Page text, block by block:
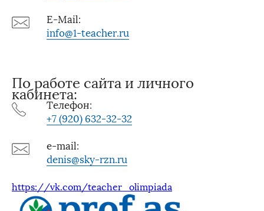
E-Mail:
info@1-teacher.ru
По работе сайта и личного
кабинета:
Телефон:
+7 (920) 632-32-32
e-mail:
denis@sky-rzn.ru
https://vk.com/teacher_olimpiada